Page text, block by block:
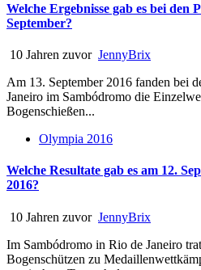
Welche Ergebnisse gab es bei den
September?
10 Jahren zuvor JennyBrix
Am 13. September 2016 fanden bei
Janeiro im Sambódromo die
Bogenschießen...
Olympia 2016
Welche Resultate gab es am 12.
2016?
10 Jahren zuvor JennyBrix
Im Sambódromo in Rio de Janeiro
Bogenschützen zu